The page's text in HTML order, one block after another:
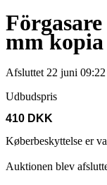
mm kopia
Afsluttet 22 juni 09:22
Udbudspris
410 DKK
Køberbeskyttelse er
Auktionen blev